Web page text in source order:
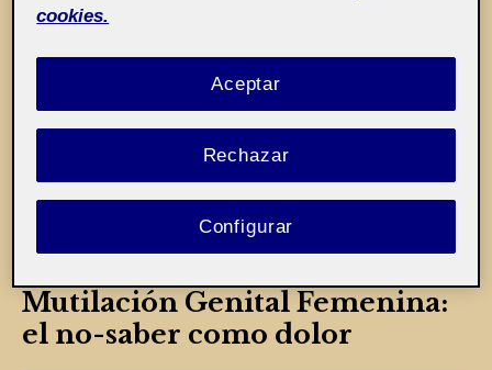
Mutilación Genital Femenina:
el no-saber como dolor
cookies.
Rechazar
Aceptar
Configurar